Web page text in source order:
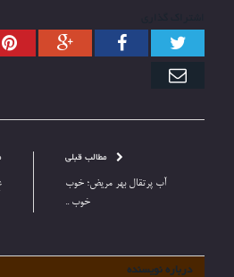
گوگل+
ایمیل
مطالب قبلی
آب پرتقال بهر مریض؛ خوب
خوب ..
درباره نویسنده